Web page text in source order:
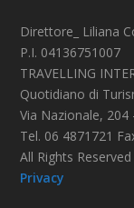
Direttore_ Liliana
P.I. 04136751007
TRAVELLING
Quotidiano di
Via Nazionale, 204
Tel. 06 4871721
All Rights Reserved
Privacy